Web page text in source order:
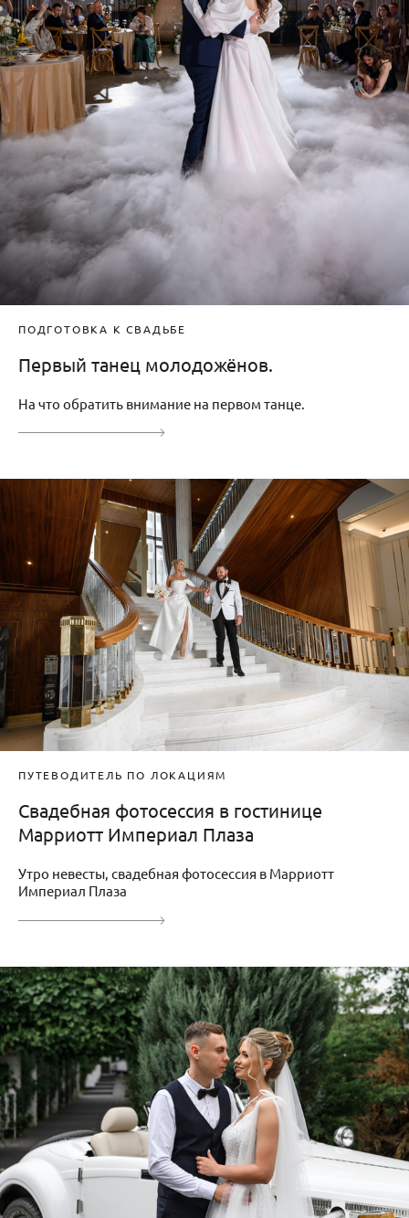
ПОДГОТОВКА К СВАДЬБЕ
Первый танец молодожёнов.
На что обратить внимание на первом танце.
ПУТЕВОДИТЕЛЬ ПО ЛОКАЦИЯМ
Свадебная фотосессия в гостинице
Марриотт Империал Плаза
Утро невесты, свадебная фотосессия в Марриотт
Империал Плаза